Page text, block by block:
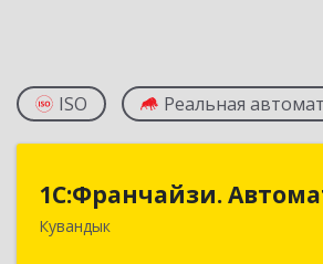
ISO Реальная
1С:Франчайзи.
Кувандык
1С:Франчайзи.
462220, Оренбургская обл,